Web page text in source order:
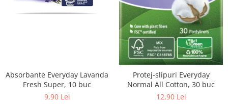
Absorbante Everyday Lavanda
Fresh Super, 10 buc
9,90 Lei
Protej-slipuri Everyday
Normal All Cotton, 30 buc
12,90 Lei